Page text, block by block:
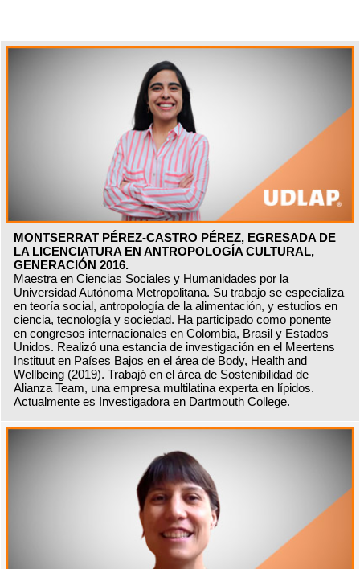
MONTSERRAT PÉREZ-CASTRO PÉREZ, EGRESADA DE
LA LICENCIATURA EN ANTROPOLOGÍA CULTURAL,
GENERACIÓN 2016.
Maestra en Ciencias Sociales y Humanidades por la
Universidad Autónoma Metropolitana. Su trabajo se especializa
en teoría social, antropología de la alimentación, y estudios en
ciencia, tecnología y sociedad. Ha participado como ponente
en congresos internacionales en Colombia, Brasil y Estados
Unidos. Realizó una estancia de investigación en el Meertens
Instituut en Países Bajos en el área de Body, Health and
Wellbeing (2019). Trabajó en el área de Sostenibilidad de
Alianza Team, una empresa multilatina experta en lípidos.
Actualmente es Investigadora en Dartmouth College.